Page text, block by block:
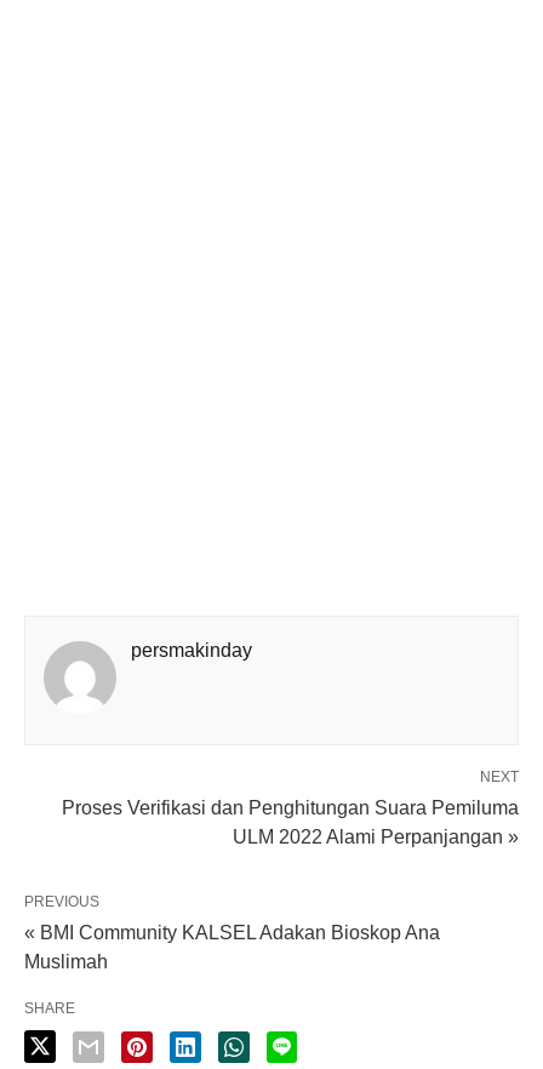
persmakinday
NEXT
Proses Verifikasi dan Penghitungan Suara Pemiluma
ULM 2022 Alami Perpanjangan »
PREVIOUS
« BMI Community KALSEL Adakan Bioskop Ana
Muslimah
SHARE